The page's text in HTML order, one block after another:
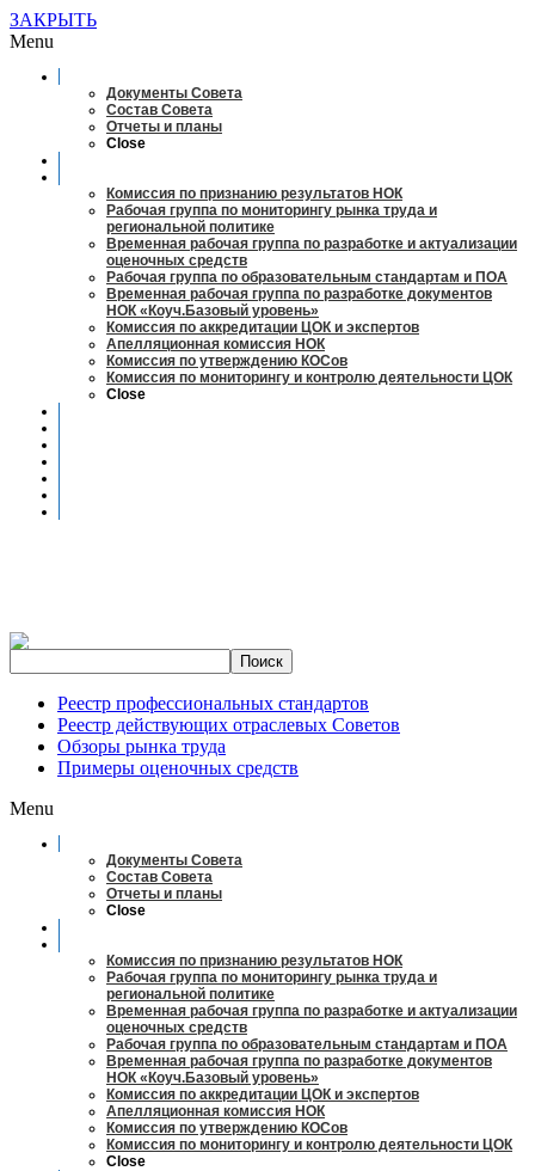
ЗАКРЫТЬ
Menu
Документы Совета
Состав Совета
Отчеты и планы
Close
Комиссия по признанию результатов НОК
Рабочая группа по мониторингу рынка труда и
региональной политике
Временная рабочая группа по разработке и актуализации
оценочных средств
Рабочая группа по образовательным стандартам и ПОА
Временная рабочая группа по разработке документов
НОК «Коуч.Базовый уровень»
Комиссия по аккредитации ЦОК и экспертов
Апелляционная комиссия НОК
Комиссия по утверждению КОСов
Комиссия по мониторингу и контролю деятельности ЦОК
Close
Реестр профессиональных стандартов
Реестр действующих отраслевых Советов
Обзоры рынка труда
Примеры оценочных средств
Menu
Документы Совета
Состав Совета
Отчеты и планы
Close
Комиссия по признанию результатов НОК
Рабочая группа по мониторингу рынка труда и
региональной политике
Временная рабочая группа по разработке и актуализации
оценочных средств
Рабочая группа по образовательным стандартам и ПОА
Временная рабочая группа по разработке документов
НОК «Коуч.Базовый уровень»
Комиссия по аккредитации ЦОК и экспертов
Апелляционная комиссия НОК
Комиссия по утверждению КОСов
Комиссия по мониторингу и контролю деятельности ЦОК
Close